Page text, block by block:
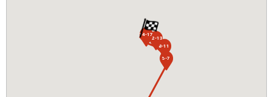
5-7
8-11
12-13
14-17